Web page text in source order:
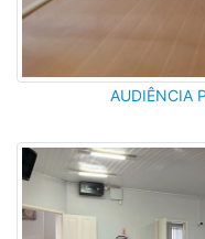
AUDIÊNCIA